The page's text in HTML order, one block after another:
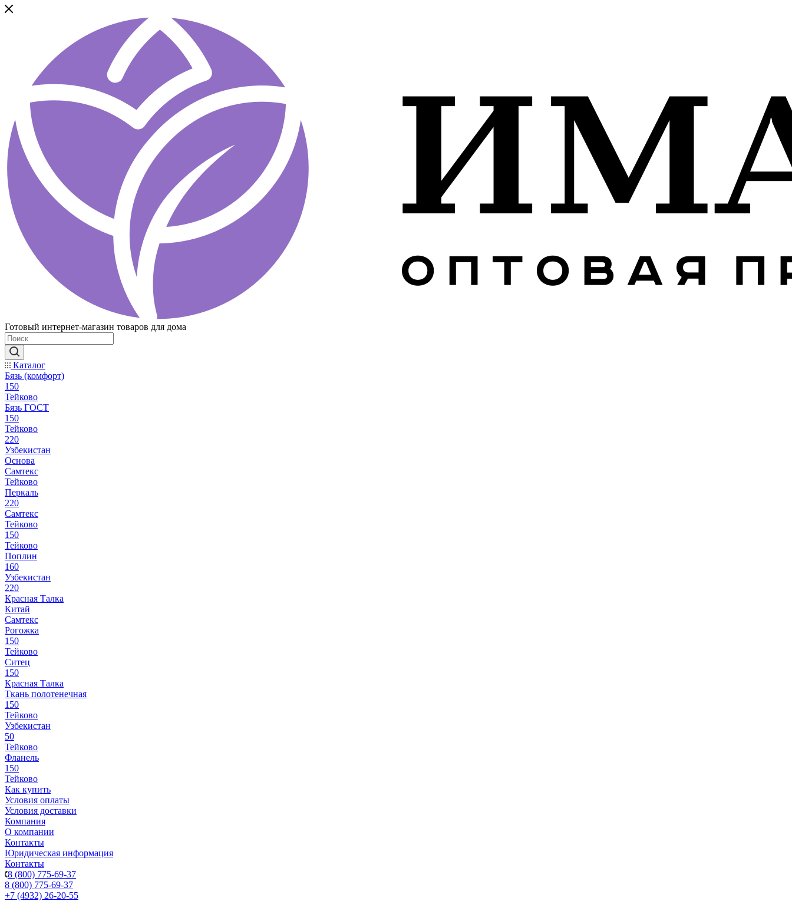
Готовый интернет-магазин товаров для дома
Каталог
Бязь (комфорт)
150
Тейково
Бязь ГОСТ
150
Тейково
220
Узбекистан
Основа
Самтекс
Тейково
Перкаль
220
Самтекс
Тейково
150
Тейково
Поплин
160
Узбекистан
220
Красная Талка
Китай
Самтекс
Рогожка
150
Тейково
Ситец
150
Красная Талка
Ткань полотенечная
150
Тейково
Узбекистан
50
Тейково
Фланель
150
Тейково
Как купить
Условия оплаты
Условия доставки
Компания
О компании
Контакты
Юридическая информация
Контакты
8 (800) 775-69-37
8 (800) 775-69-37
+7 (4932) 26-20-55